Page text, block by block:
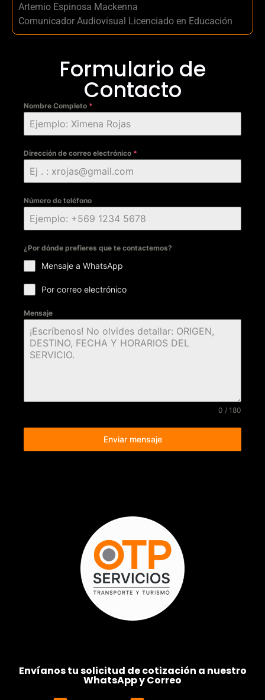
Artemio Espinosa Mackenna
Comunicador Audiovisual Licenciado en Educación
Formulario de
Contacto
Nombre Completo *
Dirección de correo electrónico *
Número de teléfono
¿Por dónde prefieres que te contactemos?
Mensaje a WhatsApp
Por correo electrónico
Mensaje
0 / 180
Enviar mensaje
Envíanos tu solicitud de cotización a nuestro
WhatsApp y Correo